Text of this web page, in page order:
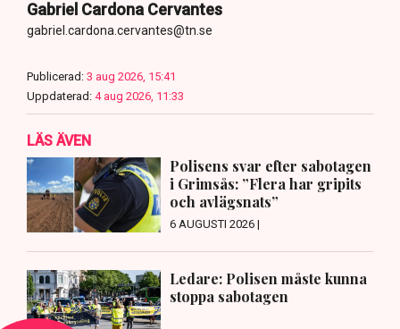
Gabriel Cardona Cervantes
gabriel.cardona.cervantes@tn.se
Publicerad: 3 aug 2026, 15:41
Uppdaterad: 4 aug 2026, 11:33
LÄS ÄVEN
Polisens svar efter sabotagen
i Grimsås: ”Flera har gripits
och avlägsnats”
6 AUGUSTI 2026 |
Ledare: Polisen måste kunna
stoppa sabotagen